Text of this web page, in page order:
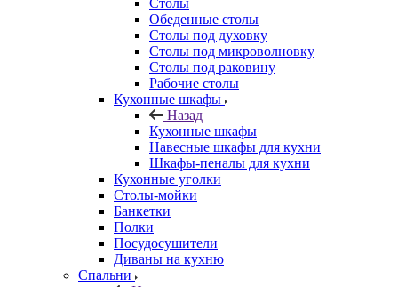
Столы
Обеденные столы
Столы под духовку
Столы под микроволновку
Столы под раковину
Рабочие столы
Кухонные шкафы
Назад
Кухонные шкафы
Навесные шкафы для кухни
Шкафы-пеналы для кухни
Кухонные уголки
Столы-мойки
Банкетки
Полки
Посудосушители
Диваны на кухню
Спальни